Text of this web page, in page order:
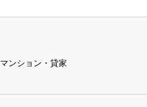
ンション・貸家